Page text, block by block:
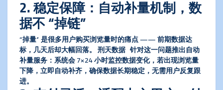
2. 稳定保障：自动补量机制，数
据不 “掉链”
“掉量” 是很多用户购买浏览量时的痛点 —— 前期数据达
标，几天后却大幅回落。 刑天数据 针对这一问题推出自动
补量服务 ：系统会 7×24 小时监控数据变化，若出现浏览量
下降，立即自动补齐，确保数据长期稳定，无需用户反复跟
进。